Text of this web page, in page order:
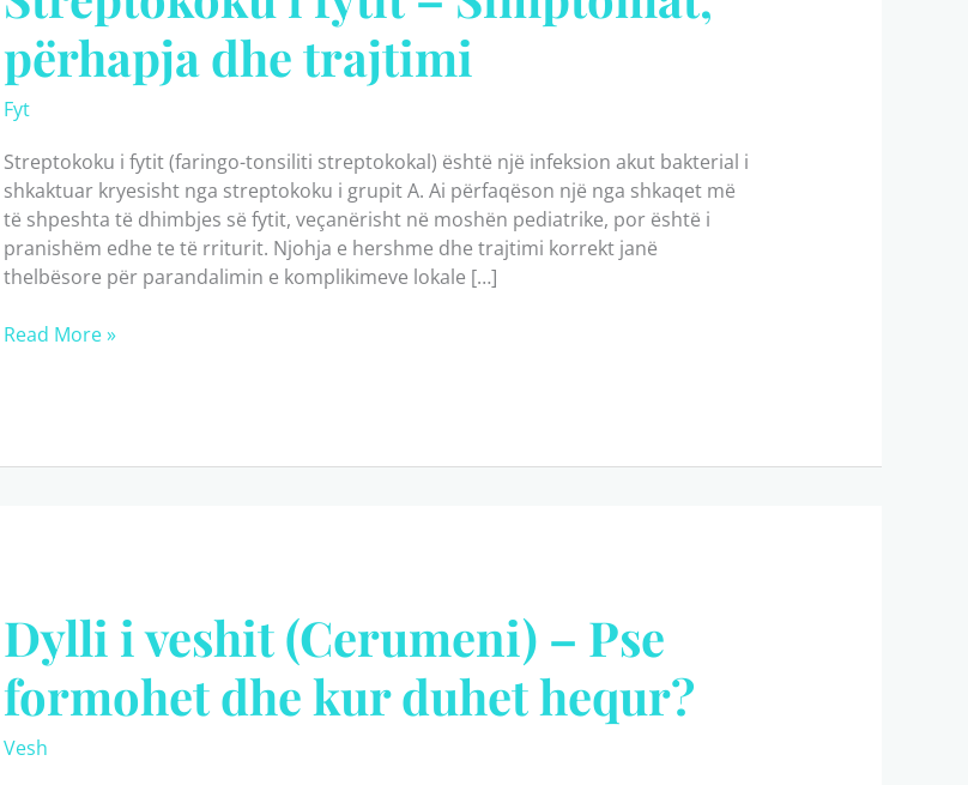
përhapja dhe trajtimi
Fyt
Streptokoku i fytit (faringo-tonsiliti streptokokal) është një infeksion akut bakterial i
shkaktuar kryesisht nga streptokoku i grupit A. Ai përfaqëson një nga shkaqet më
të shpeshta të dhimbjes së fytit, veçanërisht në moshën pediatrike, por është i
pranishëm edhe te të rriturit. Njohja e hershme dhe trajtimi korrekt janë
thelbësore për parandalimin e komplikimeve lokale […]
Streptokoku
përhapja
Read More »
Dylli i veshit (Cerumeni) – Pse
formohet dhe kur duhet hequr?
Vesh